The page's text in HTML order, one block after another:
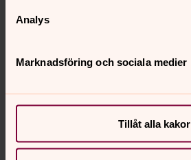
Analys
Marknadsföring och sociala medier
Tillåt alla kakor